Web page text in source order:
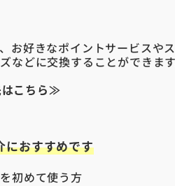
お好きなポイントサービスや
などに交換することができます
はこちら≫
におすすめです
初めて使う方